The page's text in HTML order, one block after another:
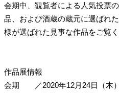
会期中、観覧者による人気投票
品、および酒蔵の蔵元に選ばれ
様が選ばれた見事な作品をご覧く
作品展情報
会期
／2020年12月24日（木